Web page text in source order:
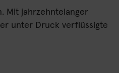
Mit jahrzehntelanger
unter Druck verflüssigte